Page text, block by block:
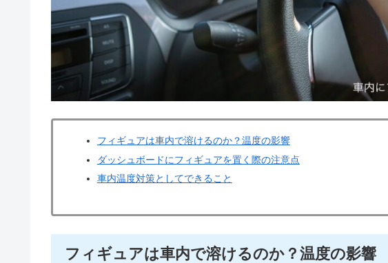
フィギュアは車内で溶けるのか？温度の影響
ダッシュボードにフィギュアを置く際の注意点
車内温度対策としてできること
フィギュアは車内で溶けるのか？温度の影響